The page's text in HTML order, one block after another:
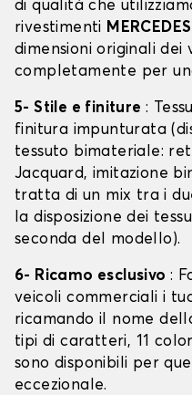
di qualità che
rivestimenti
dimensioni originali dei
completamente per
5- Stile e finiture :
finitura impunturata
tessuto bimateriale:
Jacquard, imitazione
tratta di un mix tra i
la disposizione dei
seconda del modello).
6- Ricamo esclusivo :
veicoli commerciali i
ricamando il nome
tipi di caratteri, 11
sono disponibili per
eccezionale.